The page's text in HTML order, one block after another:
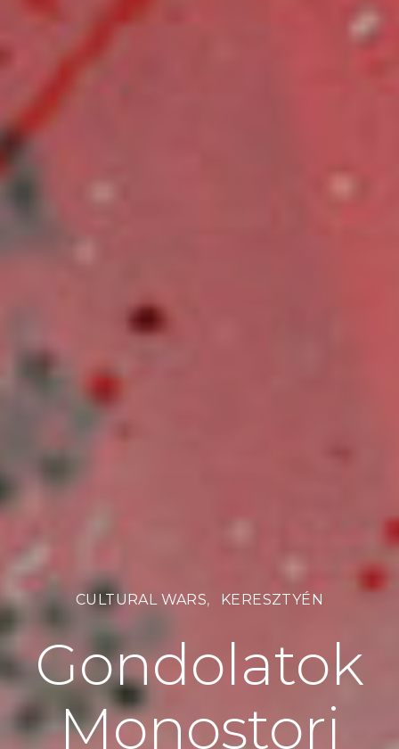
CULTURAL WARS KERESZTYÉN
Gondolatok
Monostori